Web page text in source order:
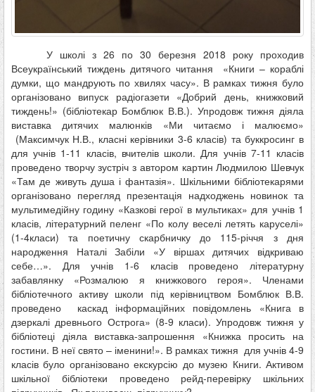
У школі з 26 по 30 березня 2018 року проходив
Всеукраїнський тиждень дитячого читання «Книги – кораблі
думки, що мандрують по хвилях часу». В рамках тижня було
організовано випуск радіогазети «Добрий день, книжковий
тиждень!» (бібліотекар Бомблюк В.В.). Упродовж тижня діяла
виставка дитячих малюнків «Ми читаємо і малюємо»
(Максимчук Н.В., класні керівники 3-6 класів) та буккросинг в
для учнів 1-11 класів, вчителів школи. Для учнів 7-11 класів
проведено творчу зустріч з автором картин Людмилою Шевчук
«Там де живуть душа і фантазія». Шкільними бібліотекарями
організовано перегляд презентація надходжень новинок та
мультимедійну годину «Казкові герої в мультиках» для учнів 1
класів, літературний пеленг «По колу веселі летять каруселі»
(1-4класи) та поетичну скарбничку до 115-річчя з дня
народження Наталі Забіли «У віршах дитячих відкриваю
себе…». Для учнів 1-6 класів проведено літературну
забавлянку «Розмалюю я книжкового героя». Членами
бібліотечного активу школи під керівництвом Бомблюк В.В.
проведено каскад інформаційних повідомлень «Книга в
дзеркалі древнього Острога» (8-9 класи). Упродовж тижня у
бібліотеці діяла виставка-запрошення «Книжка просить на
гостини. В неї свято – іменини!». В рамках тижня для учнів 4-9
класів було організовано екскурсію до музею Книги. Активом
шкільної бібліотеки проведено рейд-перевірку шкільних